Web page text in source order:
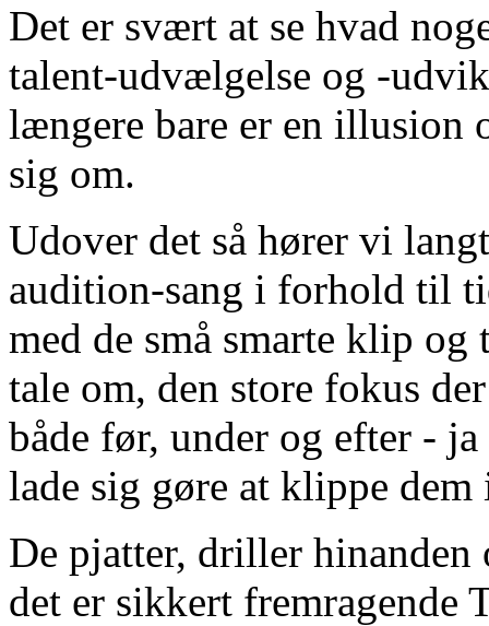
Det er svært at se hvad
talent-udvælgelse og -
længere bare er en illusion
sig om.
Udover det så hører vi
audition-sang i forhold til
med de små smarte klip og
tale om, den store fokus
både før, under og efter -
lade sig gøre at klippe dem
De pjatter, driller hinanden
det er sikkert fremragende